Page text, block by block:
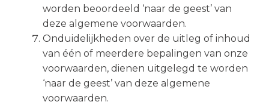
worden beoordeeld ‘naar de geest’ van
deze algemene voorwaarden.
Onduidelijkheden over de uitleg of inhoud
van één of meerdere bepalingen van onze
voorwaarden, dienen uitgelegd te worden
‘naar de geest’ van deze algemene
voorwaarden.